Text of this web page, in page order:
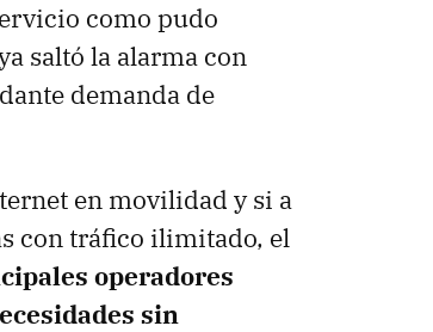
como pudo
saltó la alarma con
demanda de
en movilidad y si a
con tráfico ilimitado, el
operadores
sin